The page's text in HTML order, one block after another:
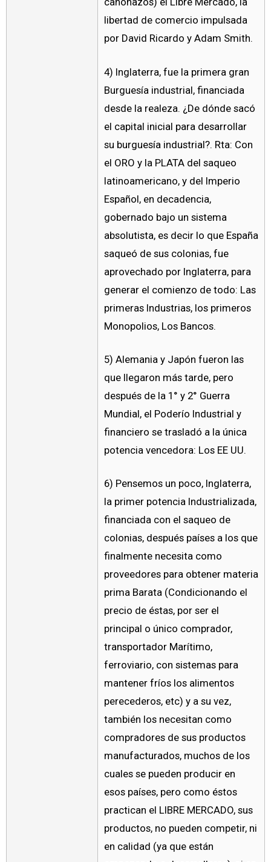
libertad de comercio impulsada
por David Ricardo y Adam Smith.
4) Inglaterra, fue la primera gran
Burguesía industrial, financiada
desde la realeza. ¿De dónde sacó
el capital inicial para desarrollar
su burguesía industrial?. Rta: Con
el ORO y la PLATA del saqueo
latinoamericano, y del Imperio
Español, en decadencia,
gobernado bajo un sistema
absolutista, es decir lo que España
saqueó de sus colonias, fue
aprovechado por Inglaterra, para
generar el comienzo de todo: Las
primeras Industrias, los primeros
Monopolios, Los Bancos.
5) Alemania y Japón fueron las
que llegaron más tarde, pero
después de la 1° y 2° Guerra
Mundial, el Poderío Industrial y
financiero se trasladó a la única
potencia vencedora: Los EE UU.
6) Pensemos un poco, Inglaterra,
la primer potencia Industrializada,
financiada con el saqueo de
colonias, después países a los que
finalmente necesita como
proveedores para obtener materia
prima Barata (Condicionando el
precio de éstas, por ser el
principal o único comprador,
transportador Marítimo,
ferroviario, con sistemas para
mantener fríos los alimentos
perecederos, etc) y a su vez,
también los necesitan como
compradores de sus productos
manufacturados, muchos de los
cuales se pueden producir en
esos países, pero como éstos
practican el LIBRE MERCADO, sus
productos, no pueden competir, ni
en calidad (ya que están